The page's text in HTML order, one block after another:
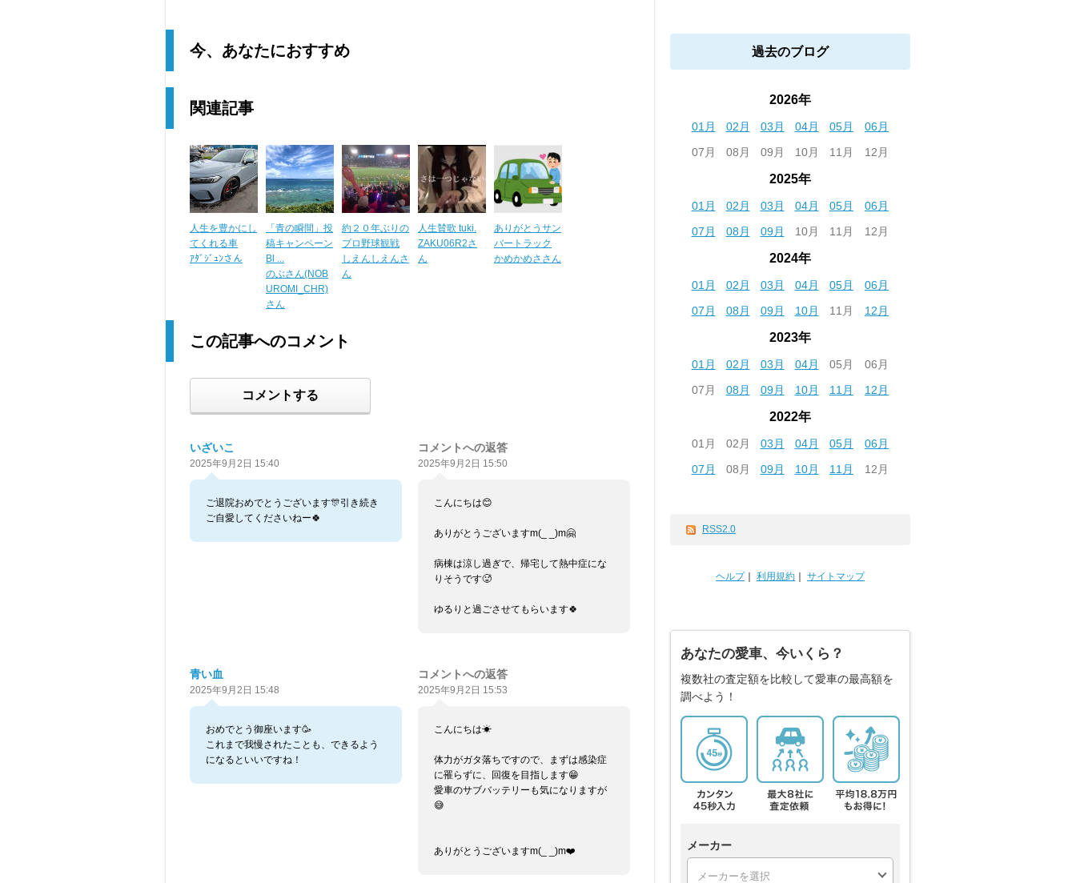
今、あなたにおすすめ
関連記事
人生を豊かにし
てくれる車
ｱﾀﾞｼﾞｭﾝさん
「青の瞬間」投
稿キャンペーン
Bl ...
のぶさん(NOB
UROMI_CHR)
さん
約２０年ぶりの
プロ野球観戦
しえんしえんさ
ん
人生賛歌 tuki.
ZAKU06R2さ
ん
ありがとうサン
バートラック
かめかめささん
この記事へのコメント
コメントする
いざいこ
2025年9月2日 15:40
ご退院おめでとうございます🎊引き続き
ご自愛してくださいねー🍀
コメントへの返答
2025年9月2日 15:50
こんにちは😊
ありがとうございますm(_ _)m🤗
病棟は涼し過ぎで、帰宅して熱中症にな
りそうです🥵
ゆるりと過ごさせてもらいます🍀
青い血
2025年9月2日 15:48
おめでとう御座います🥳
これまで我慢されたことも、できるよう
になるといいですね！
コメントへの返答
2025年9月2日 15:53
こんにちは☀
体力がガタ落ちですので、まずは感染症
に罹らずに、回復を目指します😁
愛車のサブバッテリーも気になりますが
😅
ありがとうございますm(_ _)m❤️
過去のブログ
2026年
01月 02月 03月 04月 05月
06月
07月
08月 09月 10月 11月 12月
2025年
01月 02月 03月 04月 05月
06月
07月
08月 09月 10月 11月 12月
2024年
01月 02月 03月 04月 05月
06月
07月
08月 09月 10月 11月 12月
2023年
01月 02月 03月 04月 05月
06月
07月
08月 09月 10月 11月 12月
2022年
01月 02月 03月 04月 05月
06月
07月
08月 09月 10月 11月 12月
RSS2.0
ヘルプ｜ 利用規約 サイトマップ
あなたの愛車、今いくら？
複数社の査定額を比較して愛車の最高額を
調べよう！
メーカー